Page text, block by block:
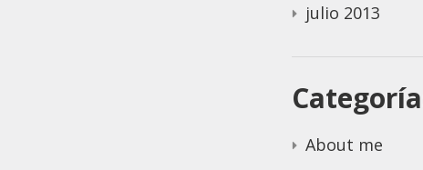
julio 2013
About me